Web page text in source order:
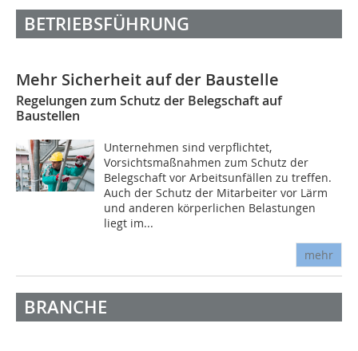
BETRIEBSFÜHRUNG
Mehr Sicherheit auf der Baustelle
Regelungen zum Schutz der Belegschaft auf
Baustellen
Unternehmen sind verpflichtet,
Vorsichtsmaßnahmen zum Schutz der
Belegschaft vor Arbeitsunfällen zu treffen.
Auch der Schutz der Mitarbeiter vor Lärm
und anderen körperlichen Belastungen
liegt im...
mehr
BRANCHE